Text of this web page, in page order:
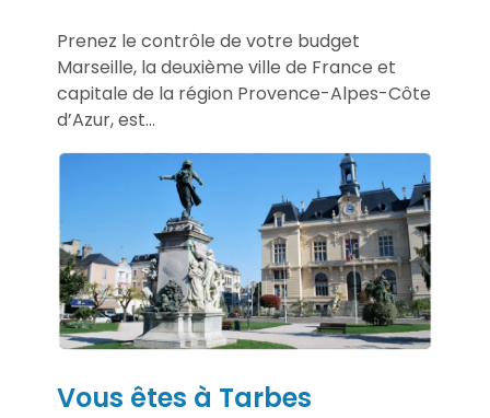
Prenez le contrôle de votre budget
Marseille, la deuxième ville de France et
capitale de la région Provence-Alpes-Côte
d’Azur, est...
Vous êtes à Tarbes